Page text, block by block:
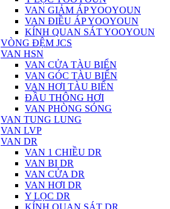
VAN GIẢM ÁP YOOYOUN
VAN ĐIỀU ÁP YOOYOUN
KÍNH QUAN SÁT YOOYOUN
VÒNG ĐỆM JCS
VAN HSN
VAN CỬA TÀU BIỂN
VAN GÓC TÀU BIỂN
VAN HƠI TÀU BIỂN
ĐẦU THÔNG HƠI
VAN PHÒNG SÓNG
VAN TUNG LUNG
VAN LVP
VAN DR
VAN 1 CHIỀU DR
VAN BI DR
VAN CỬA DR
VAN HƠI DR
Y LỌC DR
KÍNH QUAN SÁT DR